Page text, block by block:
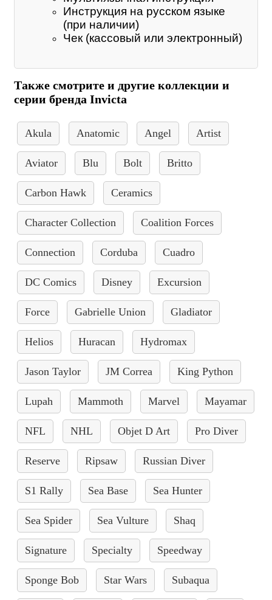
Инструкция на русском языке
(при наличии)
Чек (кассовый или электронный)
Также смотрите и другие коллекции и
серии бренда Invicta
Akula Anatomic Angel Artist
Aviator Blu Bolt Britto
Carbon Hawk Ceramics
Character Collection Coalition Forces
Connection Corduba Cuadro
DC Comics Disney Excursion
Force Gabrielle Union Gladiator
Helios Huracan Hydromax
Jason Taylor JM Correa King Python
Lupah Mammoth Marvel Mayamar
NFL NHL Objet D Art Pro Diver
Reserve Ripsaw Russian Diver
S1 Rally Sea Base Sea Hunter
Sea Spider Sea Vulture Shaq
Signature Specialty Speedway
Sponge Bob Star Wars Subaqua